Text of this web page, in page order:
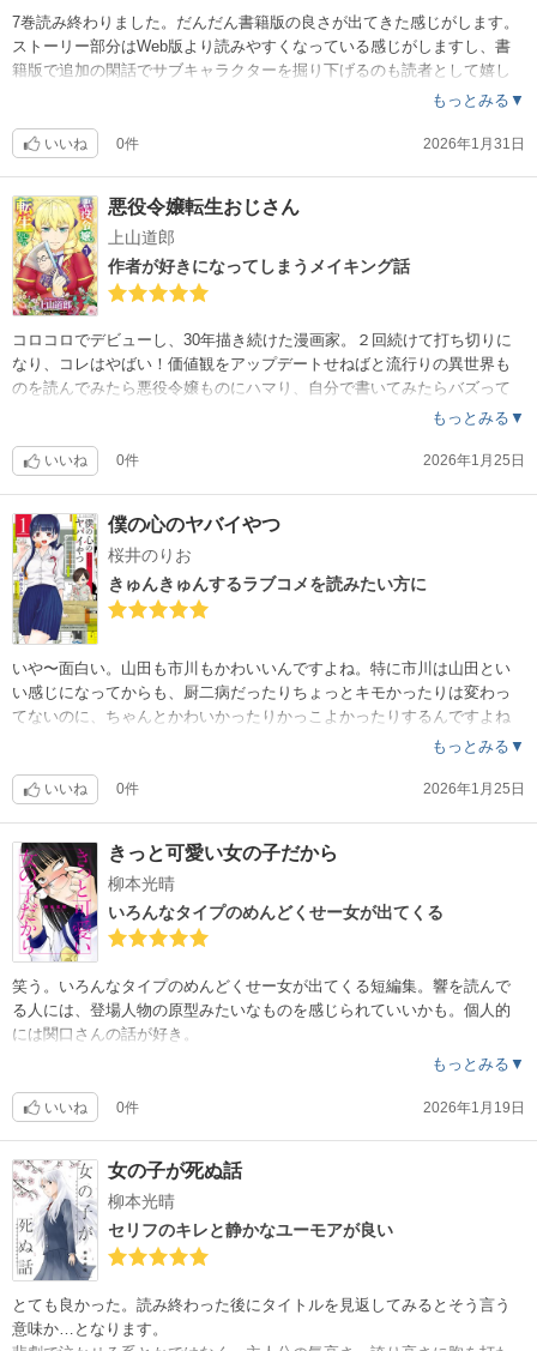
あと、各話のタイトルがSF小説のパロディになっているのがいいですね
。
2026/3/4追記)
3巻も読みました。とうとう野球の試合ができる様になりました。ヤルル
星人ならではの野球テクニックが炸裂！すごい！面白い！ワクワク感が
半端ない！
7巻読み終わりました。だんだん書籍版の良さが出てきた感じがします。
ストーリー部分はWeb版より読みやすくなっている感じがしますし、書
籍版で追加の閑話でサブキャラクターを掘り下げるのも読者として嬉し
い。7巻のピスの閑話はオチもバッチリ決まっていて素晴らしかったです
もっとみる▼
いいね 0件 2026年1月31日
悪役令嬢転生おじさん
上山道郎
作者が好きになってしまうメイキング話
コロコロでデビューし、30年描き続けた漫画家。２回続けて打ち切りに
なり、コレはやばい！価値観をアップデートせねばと流行りの異世界も
のを読んでみたら悪役令嬢ものにハマり、自分で書いてみたらバズって
い、こんなん聞いたら好きになりますよねー。
もっとみる▼
いいね 0件 2026年1月25日
僕の心のヤバイやつ
桜井のりお
きゅんきゅんするラブコメを読みたい方に
いや〜面白い。山田も市川もかわいいんですよね。特に市川は山田とい
い感じになってからも、厨二病だったりちょっとキモかったりは変わっ
てないのに、ちゃんとかわいかったりかっこよかったりするんですよね
。市川が人のために行動できるいいやつだって描いてきたからですよね
周りのキャラもどんどんいいキャラになって、足立とか萌とか、一番は
。
13巻でなんと河原和音先生の「太陽よりも眩しい星」とコラボ！
え、このお二人に繋がりあったの？！両方とも好きな私得です！
もっとみる▼
いいね 0件 2026年1月25日
きっと可愛い女の子だから
柳本光晴
いろんなタイプのめんどくせー女が出てくる
笑う。いろんなタイプのめんどくせー女が出てくる短編集。響を読んで
る人には、登場人物の原型みたいなものを感じられていいかも。個人的
には関口さんの話が好き。
もっとみる▼
いいね 0件 2026年1月19日
女の子が死ぬ話
柳本光晴
セリフのキレと静かなユーモアが良い
とても良かった。読み終わった後にタイトルを見返してみるとそう言う
意味か…となります。